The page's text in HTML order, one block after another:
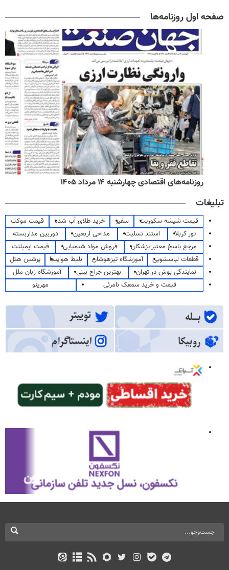
صفحه اول روزنامه‌ها
روزنامه‌های اقتصادی چهارشنبه ۱۴ مرداد ۱۴۰۵
تبلیغات
قیمت شیشه سکوریت سفیر خرید طلای آب شده
قیمت موکت
تور کربلا
استند تسلیت مداحی اربعین
دوربین مداربسته
مرجع پاسخ معتبر پزشکان
فروش مواد شیمیایی
قیمت ایمپلنت
قطعات لباسشویی
آموزشگاه تیزهوشان بلیط هواپیما
پرشین هتل
نمایندگی بوش در تهران
بهترین جراح بینی
آموزشگاه زبان ملل
قیمت و خرید سمعک نامرئی
مهرینو